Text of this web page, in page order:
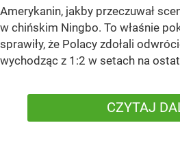
Amerykanin, jakby przeczuwał
w chińskim Ningbo. To właśnie
sprawiły, że Polacy zdołali
wychodząc z 1:2 w setach na
CZYTAJ